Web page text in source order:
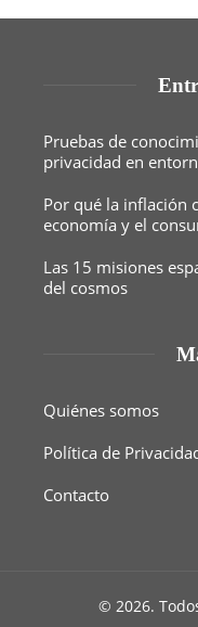
Pruebas de
privacidad en
Por qué la inflación
economía y el
Las 15 misiones
del cosmos
Quiénes somos
Política de
Contacto
© 2026.